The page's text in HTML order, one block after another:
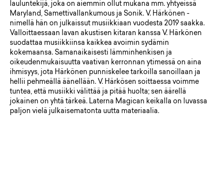
lauluntekijä, joka on aiemmin ollut mukana mm. yhtyeissä
Maryland, Samettivallankumous ja Sonik. V. Härkönen -
nimellä hän on julkaissut musiikkiaan vuodesta 2019 saakka.
Valloittaessaan lavan akustisen kitaran kanssa V. Härkönen
suodattaa musiikkiinsa kaikkea avoimin sydämin
kokemaansa. Samanaikaisesti lämminhenkisen ja
oikeudenmukaisuutta vaativan kerronnan ytimessä on aina
ihmisyys, jota Härkönen punniskelee tarkoilla sanoillaan ja
hellii pehmeällä äänellään. V. Härkösen soittaessa voimme
tuntea, että musiikki välittää ja pitää huolta; sen äärellä
jokainen on yhtä tärkeä. Laterna Magican keikalla on luvassa
paljon vielä julkaisematonta uutta materiaalia.